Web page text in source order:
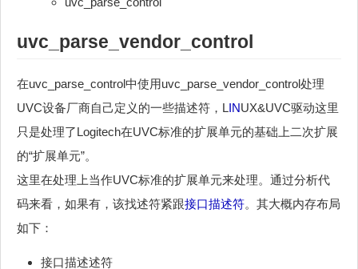
uvc_parse_vendor_control
在uvc_parse_control中使用uvc_parse_vendor_control处理
UVC设备厂商自己定义的一些描述符，LINUX&UVC驱动这里
只是处理了Logitech在UVC标准的扩展单元的基础上二次扩展
的“扩展单元”。
这里在处理上当作UVC标准的扩展单元来处理。通过分析代
码来看，如果有，该找述符紧跟接口描述符。其大概内存布局
如下：
接口描述述符